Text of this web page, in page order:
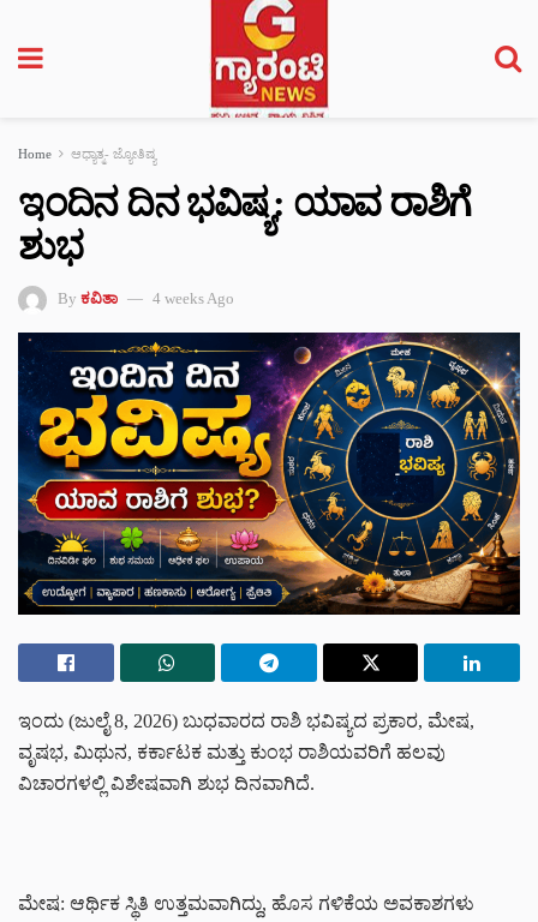
Home ಆಧ್ಯಾತ್ಮ- ಜ್ಯೋತಿಷ್ಯ
ಇಂದಿನ ದಿನ ಭವಿಷ್ಯ: ಯಾವ ರಾಶಿಗೆ
ಶುಭ
By ಕವಿತಾ 4 weeks Ago
ಇಂದು (ಜುಲೈ 8, 2026) ಬುಧವಾರದ ರಾಶಿ ಭವಿಷ್ಯದ ಪ್ರಕಾರ, ಮೇಷ,
ವೃಷಭ, ಮಿಥುನ, ಕರ್ಕಾಟಕ ಮತ್ತು ಕುಂಭ ರಾಶಿಯವರಿಗೆ ಹಲವು
ವಿಚಾರಗಳಲ್ಲಿ ವಿಶೇಷವಾಗಿ ಶುಭ ದಿನವಾಗಿದೆ.
ಮೇಷ: ಆರ್ಥಿಕ ಸ್ಥಿತಿ ಉತ್ತಮವಾಗಿದ್ದು, ಹೊಸ ಗಳಿಕೆಯ ಅವಕಾಶಗಳು